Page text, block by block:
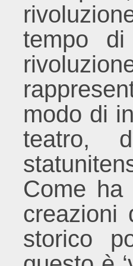
tempo
modo di
teatro,
Come ha
creazioni
storico